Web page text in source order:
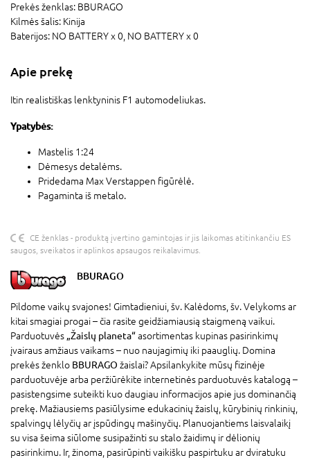
Prekės ženklas: BBURAGO
Kilmės šalis: Kinija
Baterijos: NO BATTERY x 0, NO BATTERY x 0
Apie prekę
Itin realistiškas lenktyninis F1 automodeliukas.
Ypatybės:
Mastelis 1:24
Dėmesys detalėms.
Pridedama Max Verstappen figūrėlė.
Pagaminta iš metalo.
CE ženklas - produktą įvertino gamintojas ir jis laikomas atitinkančiu ES
saugos, sveikatos ir aplinkos apsaugos reikalavimus.
BBURAGO
Pildome vaikų svajones! Gimtadieniui, šv. Kalėdoms, šv. Velykoms ar
kitai smagiai progai – čia rasite geidžiamiausią staigmeną vaikui.
Parduotuvės „Žaislų planeta“asortimentas kupinas pasirinkimų
įvairaus amžiaus vaikams – nuo naujagimių iki paauglių. Domina
prekės ženklo BBURAGO žaislai? Apsilankykite mūsų fizinėje
parduotuvėje arba peržiūrėkite internetinės parduotuvės katalogą –
pasistengsime suteikti kuo daugiau informacijos apie jus dominančią
prekę. Mažiausiems pasiūlysime edukacinių žaislų, kūrybinių rinkinių,
spalvingų lėlyčių ar įspūdingų mašinyčių. Planuojantiems laisvalaikį
su visa šeima siūlome susipažinti su stalo žaidimų ir dėlionių
pasirinkimu. Ir, žinoma, pasirūpinti vaikišku paspirtuku ar dviratuku